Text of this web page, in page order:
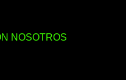
NOSOTROS